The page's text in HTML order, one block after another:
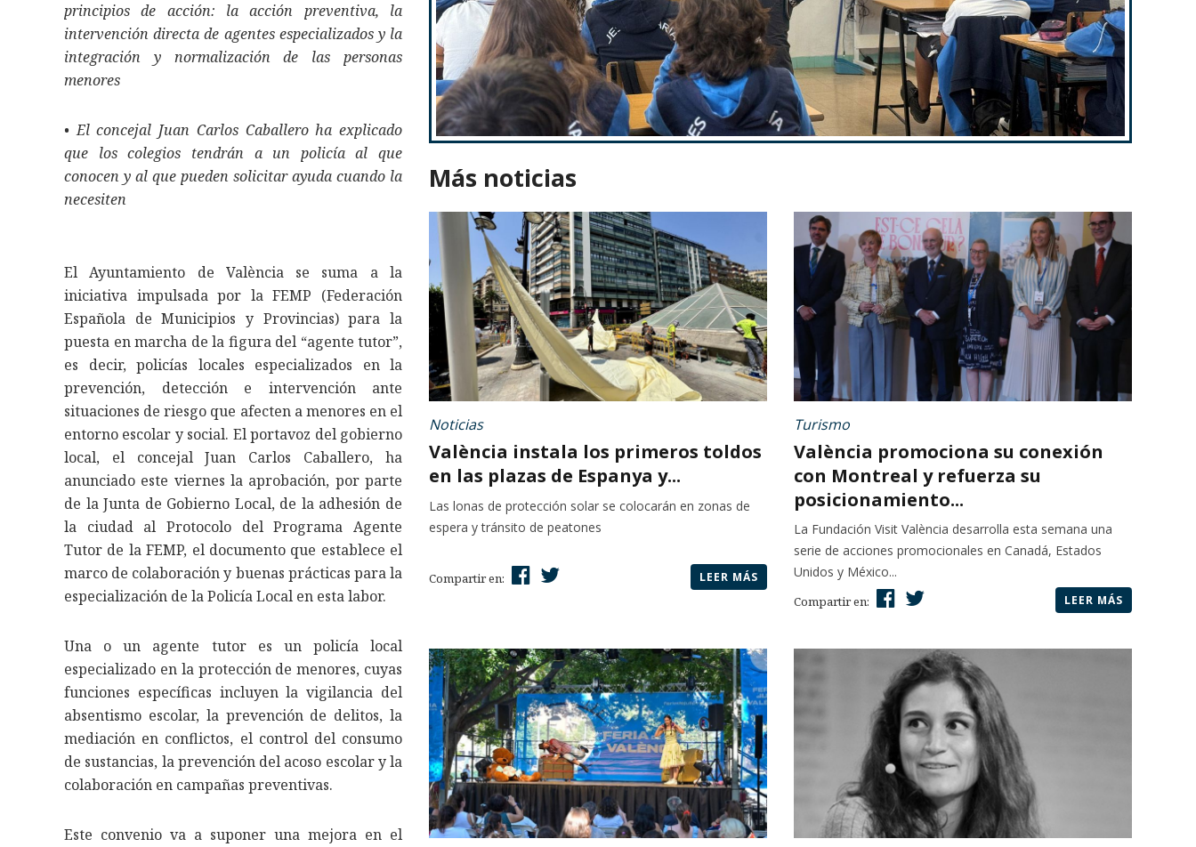
principios de acción: la acción preventiva, la
intervención directa de agentes especializados y la
integración y normalización de las personas
menores
• El concejal Juan Carlos Caballero ha explicado
que los colegios tendrán a un policía al que
conocen y al que pueden solicitar ayuda cuando la
necesiten
El Ayuntamiento de València se suma a la
iniciativa impulsada por la FEMP (Federación
Española de Municipios y Provincias) para la
puesta en marcha de la figura del “agente tutor”,
es decir, policías locales especializados en la
prevención, detección e intervención ante
situaciones de riesgo que afecten a menores en el
entorno escolar y social. El portavoz del gobierno
local, el concejal Juan Carlos Caballero, ha
anunciado este viernes la aprobación, por parte
de la Junta de Gobierno Local, de la adhesión de
la ciudad al Protocolo del Programa Agente
Tutor de la FEMP, el documento que establece el
marco de colaboración y buenas prácticas para la
especialización de la Policía Local en esta labor.
Una o un agente tutor es un policía local
especializado en la protección de menores, cuyas
funciones específicas incluyen la vigilancia del
absentismo escolar, la prevención de delitos, la
mediación en conflictos, el control del consumo
de sustancias, la prevención del acoso escolar y la
colaboración en campañas preventivas.
Este convenio va a suponer una mejora en el
Más noticias
Noticias
València instala los primeros toldos
en las plazas de Espanya y...
Las lonas de protección solar se colocarán en zonas de
espera y tránsito de peatones
Compartir en: LEER MÁS
Turismo
València promociona su conexión
con Montreal y refuerza su
posicionamiento...
La Fundación Visit València desarrolla esta semana una
serie de acciones promocionales en Canadá, Estados
Unidos y México...
Compartir en: LEER MÁS